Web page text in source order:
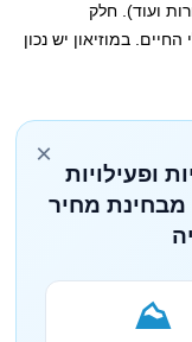
ועוד). חלק
במוזיאון יש נכון
×
ופעילויות
מבחינת מחיר
⛰️